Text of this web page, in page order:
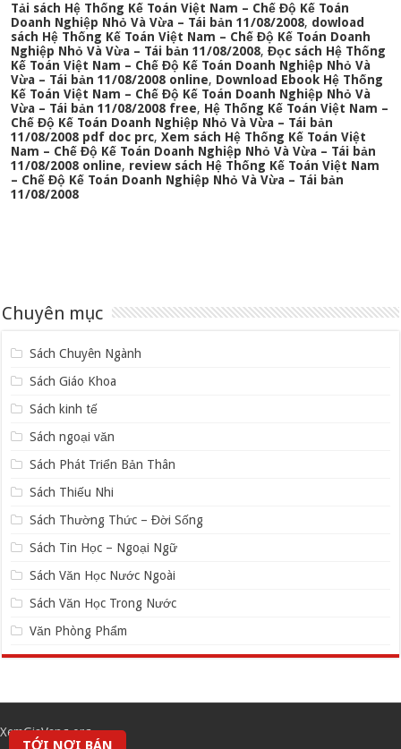
TỚI NƠI BÁN
Tải sách Hệ Thống Kế Toán Việt Nam – Chế Độ Kế Toán
Doanh Nghiệp Nhỏ Và Vừa – Tái bản 11/08/2008, dowload
sách Hệ Thống Kế Toán Việt Nam – Chế Độ Kế Toán Doanh
Nghiệp Nhỏ Và Vừa – Tái bản 11/08/2008,Đọc sách Hệ Thống
Kế Toán Việt Nam – Chế Độ Kế Toán Doanh Nghiệp Nhỏ Và
Vừa – Tái bản 11/08/2008 online, Download Ebook Hệ Thống
Kế Toán Việt Nam – Chế Độ Kế Toán Doanh Nghiệp Nhỏ Và
Vừa – Tái bản 11/08/2008 free, Hệ Thống Kế Toán Việt Nam –
Chế Độ Kế Toán Doanh Nghiệp Nhỏ Và Vừa – Tái bản
11/08/2008 pdf doc prc,Xem sách Hệ Thống Kế Toán Việt
Nam – Chế Độ Kế Toán Doanh Nghiệp Nhỏ Và Vừa – Tái bản
11/08/2008 online, review sách Hệ Thống Kế Toán Việt Nam
– Chế Độ Kế Toán Doanh Nghiệp Nhỏ Và Vừa – Tái bản
11/08/2008
Chuyên mục
Sách Chuyên Ngành
Sách Giáo Khoa
Sách kinh tế
Sách ngoại văn
Sách Phát Triển Bản Thân
Sách Thiếu Nhi
Sách Thường Thức – Đời Sống
Sách Tin Học – Ngoại Ngữ
Sách Văn Học Nước Ngoài
Sách Văn Học Trong Nước
Văn Phòng Phẩm
XemGiaVang.org